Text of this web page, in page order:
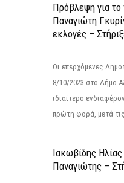
Πρόβλεψη για
Παναγιώτη
εκλογές –
Οι επερχόμενες
8/10/2023 στο Δήμο
ιδιαίτερο
πρώτη φορά, μετά τις
Ιακωβίδης
Παναγιώτης –